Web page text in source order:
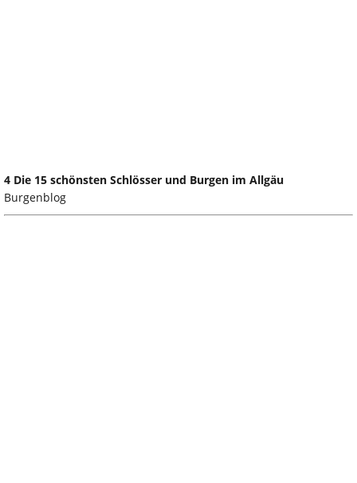
4 Die 15 schönsten Schlösser und Burgen im Allgäu
Burgenblog